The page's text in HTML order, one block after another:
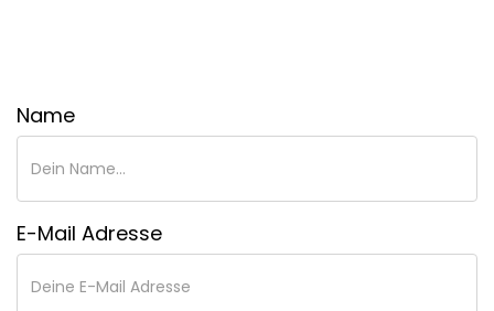
Name
E-Mail Adresse